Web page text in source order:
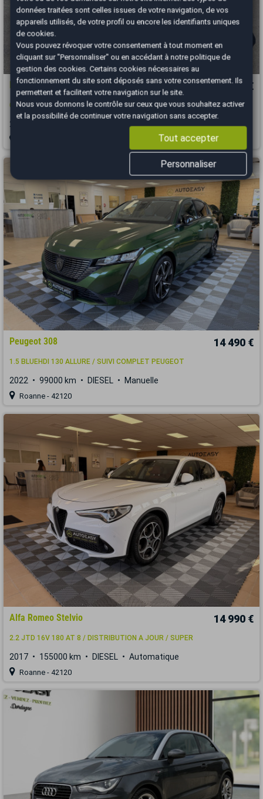
Renault Captur 5 500 €
0.9 TCe 90 pour PRO de l'AUTO 2 portes à remplacer
2013 Manuelle
Peugeot 308 14 490 €
1.5 BLUEHDI 130 ALLURE / SUIVI COMPLET PEUGEOT
2022 99000 km DIESEL Manuelle
Roanne - 42120
Alfa Romeo Stelvio 14 990 €
2.2 JTD 16V 180 AT 8 / DISTRIBUTION A JOUR / SUPER
2017 155000 km DIESEL Automatique
Roanne - 42120
données traitées sont celles issues de votre navigation, de vos
appareils utilisés, de votre profil ou encore les identifiants uniques
de cookies.
Vous pouvez révoquer votre consentement à tout moment en
cliquant sur "Personnaliser" ou en accédant à notre politique de
gestion des cookies. Certains cookies nécessaires au
fonctionnement du site sont déposés sans votre consentement. Ils
permettent et facilitent votre navigation sur le site.
Nous vous donnons le contrôle sur ceux que vous souhaitez activer
et la possibilité de continuer votre navigation sans accepter.
Tout accepter
Personnaliser